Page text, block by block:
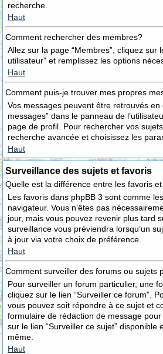
recherche.
Haut
Comment rechercher des membres?
Allez sur la page “Membres”, cliquez sur
utilisateur” et remplissez les options
Haut
Comment puis-je trouver mes propres
Vos messages peuvent être retrouvés en
messages” dans le panneau de
page de profil. Pour rechercher vos
recherche avancée et choisissez les
Haut
Surveillance des sujets et favoris
Quelle est la différence entre les favoris
Les favoris dans phpBB 3 sont comme
navigateur. Vous n’êtes pas
jour, mais vous pouvez revenir plus tard
surveillance vous préviendra lorsqu’un
à jour via votre choix de préférence.
Haut
Comment surveiller des forums ou sujets
Pour surveiller un forum particulier, une
cliquez sur le lien “Surveiller ce forum”.
vous pouvez soit répondre à ce sujet et
formulaire de rédaction de message
sur le lien “Surveiller ce sujet” disponible
même.
Haut